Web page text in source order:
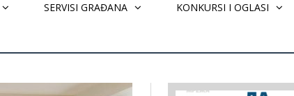
SERVISI GRAĐANA KONKURSI I OGLASI